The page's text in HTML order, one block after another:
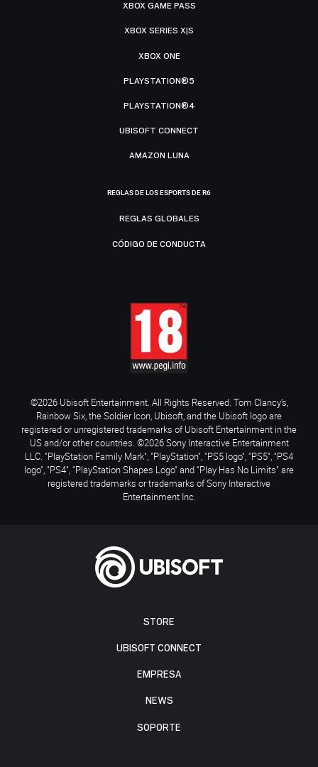
STORE
UBISOFT CONNECT
EMPRESA
NEWS
SOPORTE
XBOX GAME PASS
XBOX SERIES X|S
XBOX ONE
PLAYSTATION®5
PLAYSTATION®4
UBISOFT CONNECT
AMAZON LUNA
REGLAS DE LOS ESPORTS DE R6
REGLAS GLOBALES
CÓDIGO DE CONDUCTA
©2026 Ubisoft Entertainment. All Rights Reserved. Tom Clancy’s,
Rainbow Six, the Soldier Icon, Ubisoft, and the Ubisoft logo are
registered or unregistered trademarks of Ubisoft Entertainment in the
US and/or other countries. ©2026 Sony Interactive Entertainment
LLC. "PlayStation Family Mark", "PlayStation", "PS5 logo", "PS5", "PS4
logo", "PS4", "PlayStation Shapes Logo" and "Play Has No Limits" are
registered trademarks or trademarks of Sony Interactive
Entertainment Inc.